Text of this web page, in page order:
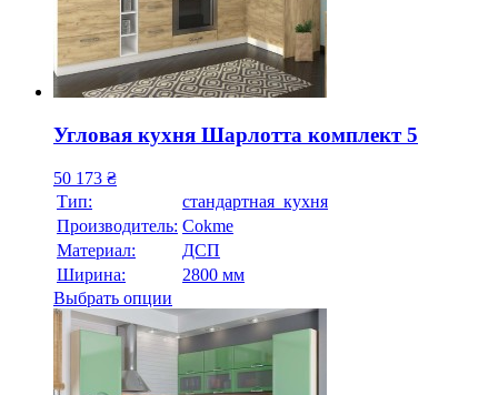
Угловая кухня Шарлотта комплект 5
50 173 ₴
Тип:
стандартная кухня
Производитель: Cokme
Материал:
ДСП
Ширина:
2800 мм
Выбрать опции